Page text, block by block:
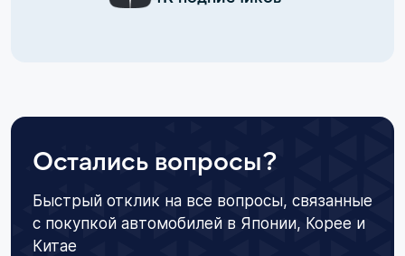
Остались вопросы?
Быстрый отклик на все вопросы, связанные
с покупкой автомобилей в Японии, Корее и
Китае